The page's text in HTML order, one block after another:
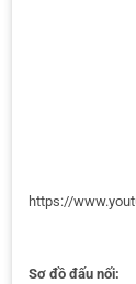
https://
Sơ đồ đấu nối: